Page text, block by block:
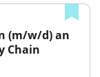
(m/w/d) an
Chain